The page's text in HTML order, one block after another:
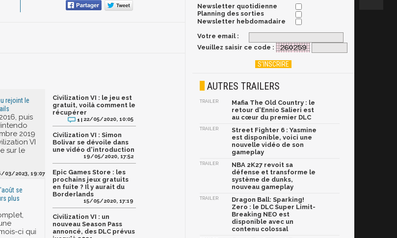
rejoint le
puis
2019
VI
sur le
03/2023, 19:07
se
plus
ci qui
Civilization VI : le jeu est
gratuit, voilà comment le
récupérer
1 | 22/05/2020, 10:05
Civilization VI : Simon
Bolivar se dévoile dans
une vidéo d'introduction
19/05/2020, 17:52
Epic Games Store : les
prochains jeux gratuits
en fuite ? Il y aurait du
Borderlands
15/05/2020, 17:19
Civilization VI : un
nouveau Season Pass
annoncé, des DLC prévus
Newsletter quotidienne
Planning des sorties
Newsletter hebdomadaire
Votre email :
Veuillez saisir ce code :
AUTRES TRAILERS
TRAILER
Mafia The Old Country : le
retour d'Ennio Salieri est
au cœur du premier DLC
TRAILER
Street Fighter 6 : Yasmine
est disponible, voici une
nouvelle vidéo de son
gameplay
TRAILER
NBA 2K27 revoit sa
défense et transforme le
système de dunks,
nouveau gameplay
TRAILER
Dragon Ball: Sparking!
Zero : le DLC Super Limit-
Breaking NEO est
disponible avec un
contenu colossal